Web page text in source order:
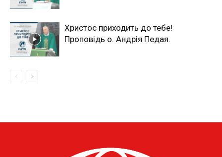
Христос приходить до тебе!
Проповідь о. Андрія Педая.